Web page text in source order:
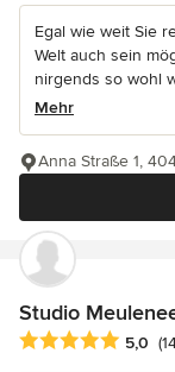
Egal wie weit Sie
Welt auch sein
nirgends so wohl
Mehr
Anna Straße 1,
Studio
Durchschnittliche
5,0